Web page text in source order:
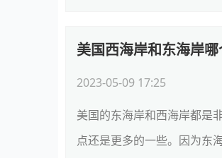
美国西海岸和东海岸
2023-05-09 17:25
美国的东海岸和西海岸都是
点还是更多的一些。因为东